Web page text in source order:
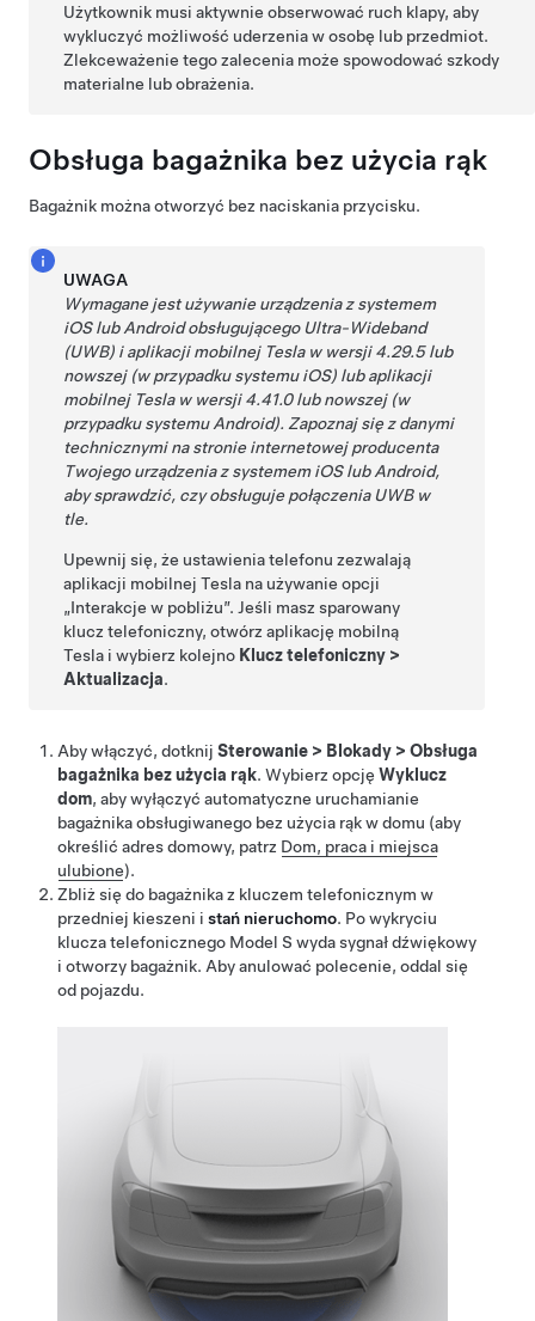
Użytkownik musi aktywnie obserwować ruch klapy, aby
wykluczyć możliwość uderzenia w osobę lub przedmiot.
Zlekceważenie tego zalecenia może spowodować szkody
materialne lub obrażenia.
Obsługa bagażnika bez użycia rąk
Bagażnik można otworzyć bez naciskania przycisku.
UWAGA
Wymagane jest używanie urządzenia z systemem
iOS lub Android obsługującego Ultra-Wideband
(UWB) i aplikacji mobilnej Tesla w wersji 4.29.5 lub
nowszej (w przypadku systemu iOS) lub aplikacji
mobilnej Tesla w wersji 4.41.0 lub nowszej (w
przypadku systemu Android). Zapoznaj się z danymi
technicznymi na stronie internetowej producenta
Twojego urządzenia z systemem iOS lub Android,
aby sprawdzić, czy obsługuje połączenia UWB w
tle.
Upewnij się, że ustawienia telefonu zezwalają
aplikacji mobilnej Tesla na używanie opcji
„Interakcje w pobliżu”. Jeśli masz sparowany
klucz telefoniczny, otwórz aplikację mobilną
Tesla i wybierz kolejno Klucz telefoniczny >
Aktualizacja.
Aby włączyć, dotknij Sterowanie > Blokady > Obsługa
bagażnika bez użycia rąk. Wybierz opcję Wyklucz
dom, aby wyłączyć automatyczne uruchamianie
bagażnika obsługiwanego bez użycia rąk w domu (aby
określić adres domowy, patrz Dom, praca i miejsca
ulubione).
Zbliż się do bagażnika z kluczem telefonicznym w
przedniej kieszeni i stań nieruchomo. Po wykryciu
klucza telefonicznego Model S wyda sygnał dźwiękowy
i otworzy bagażnik. Aby anulować polecenie, oddal się
od pojazdu.